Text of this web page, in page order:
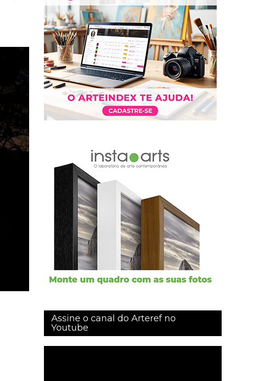
Assine o canal do Arteref no
Youtube